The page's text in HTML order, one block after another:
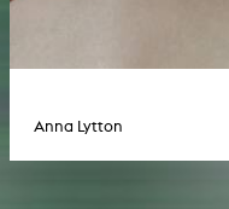
Anna Lytton